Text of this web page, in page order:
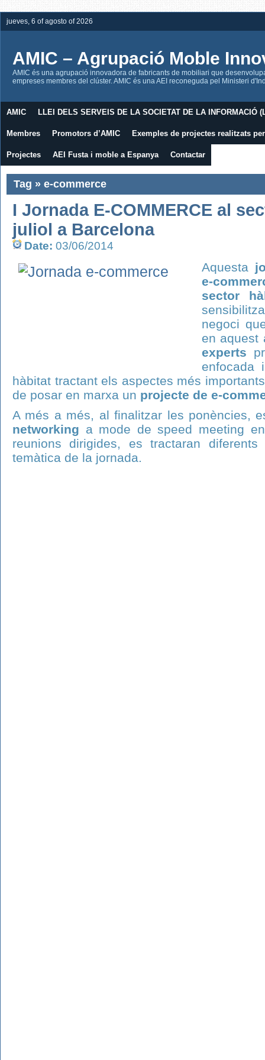
jueves, 6 of agosto of 2026
AMIC – Agrupació Moble
AMIC és una agrupació innovadora de fabricants de mobiliari que
empreses membres del clúster. AMIC és una AEI reconeguda pel Ministeri
AMIC LLEI DELS SERVEIS DE LA SOCIETAT DE LA INFORMACIÓ
Membres Promotors d’AMIC Exemples de projectes realitzats
Projectes AEI Fusta i moble a Espanya Contactar
Tag » e-commerce
I Jornada E-COMMERCE al
juliol a Barcelona
Date: 03/06/2014
Aquesta
e-
sector
negoci
en aquest
experts
enfocada
hàbitat tractant els aspectes més
de posar en marxa un projecte de e-
A més a més, al finalitzar les ponències,
networking a mode de speed meeting
reunions dirigides, es tractaran
temàtica de la jornada.